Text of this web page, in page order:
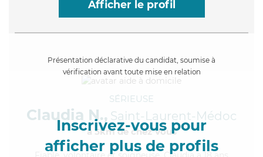
Afficher le profil
Présentation déclarative du candidat, soumise à
vérification avant toute mise en relation
Inscrivez-vous pour
afficher plus de profils
SÉRIEUSE
Claudia N., Saint-Laurent-Médoc
à 5km de chez Vous